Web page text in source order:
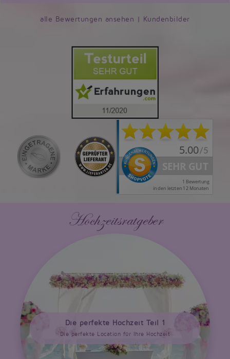
alle Bewertungen ansehen | Kundenbilder
Hochzeitsratgeber
Die perfekte Hochzeit Teil 1
Die perfekte Location für Ihre Hochzeit